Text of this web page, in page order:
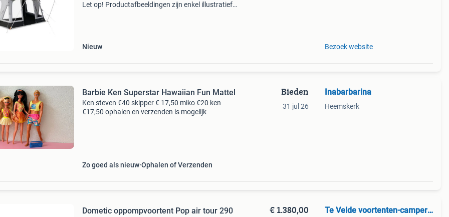
Let op! Productafbeeldingen zijn enkel illustratief
Nieuw
Bezoek website
Barbie Ken Superstar Hawaiian Fun Mattel
Ken steven €40 skipper € 17,50 miko €20 ken
€17,50 ophalen en verzenden is mogelijk
Zo goed als nieuw Ophalen of Verzenden
Bieden
31 jul 26
Inabarbarina
Heemskerk
Dometic oppompvoortent Pop air tour 290 € 1.380,00 Te Velde voortenten-campertent